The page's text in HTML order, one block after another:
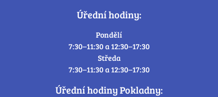
Úřední hodiny:
Pondělí
7:30–11:30 a 12:30–17:30
Středa
7:30–11:30 a 12:30–17:30
Úřední hodiny Pokladny: